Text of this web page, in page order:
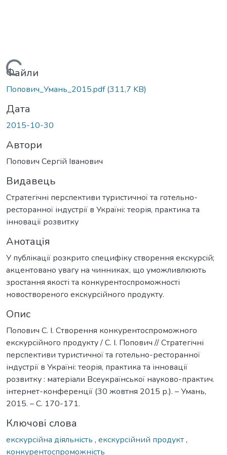
Вантажиться...
Файли
Попович_Умань_2015.pdf(311,7 KB)
Дата
2015-10-30
Автори
Попович Сергій Іванович
Видавець
Стратегічні перспективи туристичної та готельно-
ресторанної індустрії в Україні: теорія, практика та
інновації розвитку
Анотація
У публікації розкрито специфіку створення екскурсій;
акцентовано увагу на чинниках, що уможливлюють
зростання якості та конкурентоспроможності
новоствореного екскурсійного продукту.
Опис
Попович С. І. Створення конкурентоспроможного
екскурсійного продукту / С. І. Попович // Стратегічні
перспективи туристичної та готельно-ресторанної
індустрії в Україні: теорія, практика та інновації
розвитку : матеріали Всеукраїнської науково-практич.
інтернет-конференції (30 жовтня 2015 р.). – Умань,
2015. – С. 170-171.
Ключові слова
екскурсійна діяльність , екскурсійний продукт,
конкурентоспроможність